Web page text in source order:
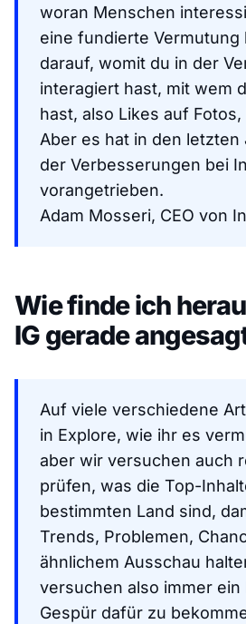
woran Menschen
eine fundierte Vermutung
darauf, womit du in der
interagiert hast, mit wem
hast, also Likes auf Fotos,
Aber es hat in den letzten
der Verbesserungen bei
vorangetrieben.
Adam Mosseri, CEO von
Wie finde ich
IG gerade
Auf viele verschiedene
in Explore, wie ihr es
aber wir versuchen auch
prüfen, was die Top-
bestimmten Land sind,
Trends, Problemen,
ähnlichem Ausschau
versuchen also immer ein
Gespür dafür zu